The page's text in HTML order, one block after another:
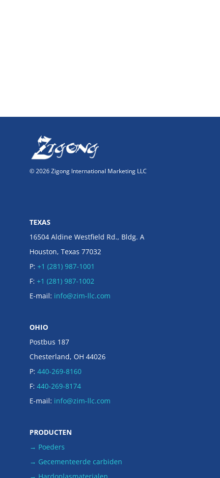
© 2026 Zigong International Marketing LLC
TEXAS
16504 Aldine Westfield Rd., Bldg. A
Houston, Texas 77032
P: +1 (281) 987-1001
F: +1 (281) 987-1002
E-mail: info@zim-llc.com
OHIO
Postbus 187
Chesterland, OH 44026
P: 440-269-8160
F: 440-269-8174
E-mail: info@zim-llc.com
PRODUCTEN
→ Poeders
→ Gecementeerde carbiden